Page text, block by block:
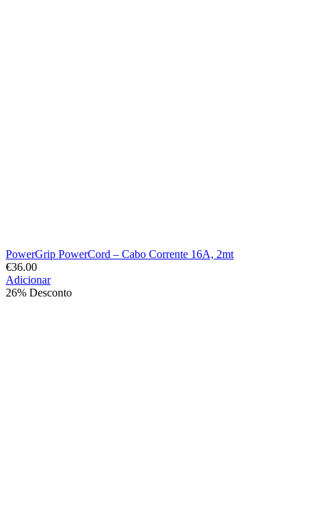
PowerGrip PowerCord – Cabo Corrente 16A, 2mt
€36.00
Adicionar
26% Desconto